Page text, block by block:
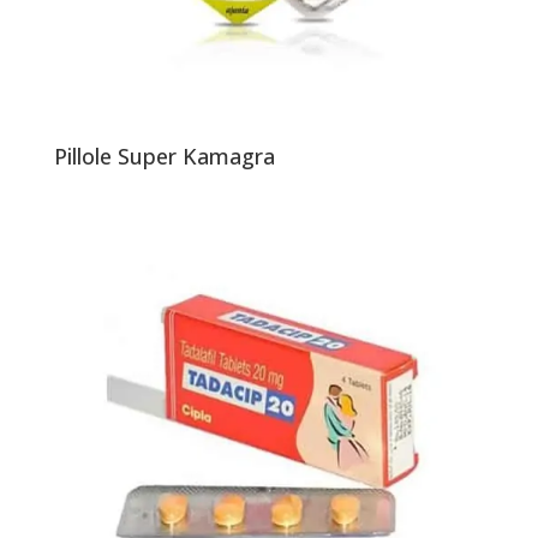
Pillole Super Kamagra